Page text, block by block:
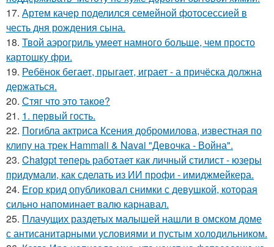
17. Артем качер поделился семейной фотосессией в
честь дня рождения сына.
18. Твой аэрогриль умеет намного больше, чем просто
картошку фри.
19. Ребёнок бегает, прыгает, играет - а причёска должна
держаться.
20. Стяг что это такое?
21. 1. первый гость.
22. Погибла актриса Ксения добромилова, известная по
клипу на трек Hammali & Navai "Девочка - Война".
23. Chatgpt теперь работает как личный стилист - юзеры
придумали, как сделать из ИИ профи - имиджмейкера.
24. Егор крид опубликовал снимки с девушкой, которая
сильно напоминает валю карнавал.
25. Плачущих раздетых малышей нашли в омском доме
с антисанитарными условиями и пустым холодильником.